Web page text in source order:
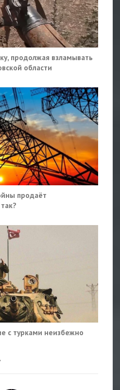
продолжая взламывать
области
продаёт
с турками неизбежно